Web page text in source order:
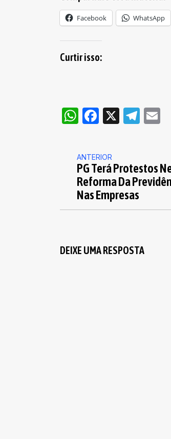
Facebook WhatsApp
Curtir isso:
WhatsApp
Facebook
X
ANTERIOR
PG Terá Protestos
Reforma Da
Nas Empresas
DEIXE UMA RESPOSTA